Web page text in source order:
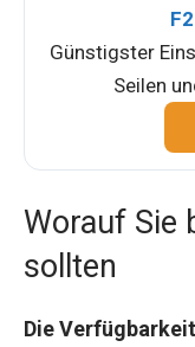
Günstigster
Seilen
Worauf Sie
sollten
Die